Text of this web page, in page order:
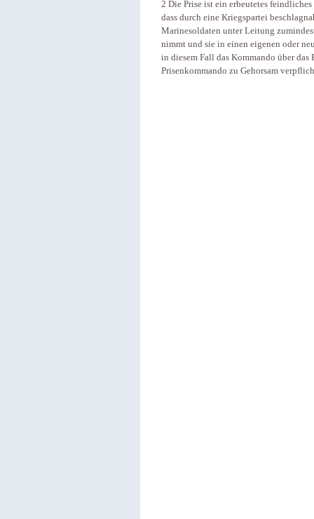
2 Die Prise ist ein erbeutetes
dass durch eine Kriegspartei
Marinesoldaten unter Leitung
nimmt und sie in einen eigenen oder
in diesem Fall das Kommando über
Prisenkommando zu Gehorsam